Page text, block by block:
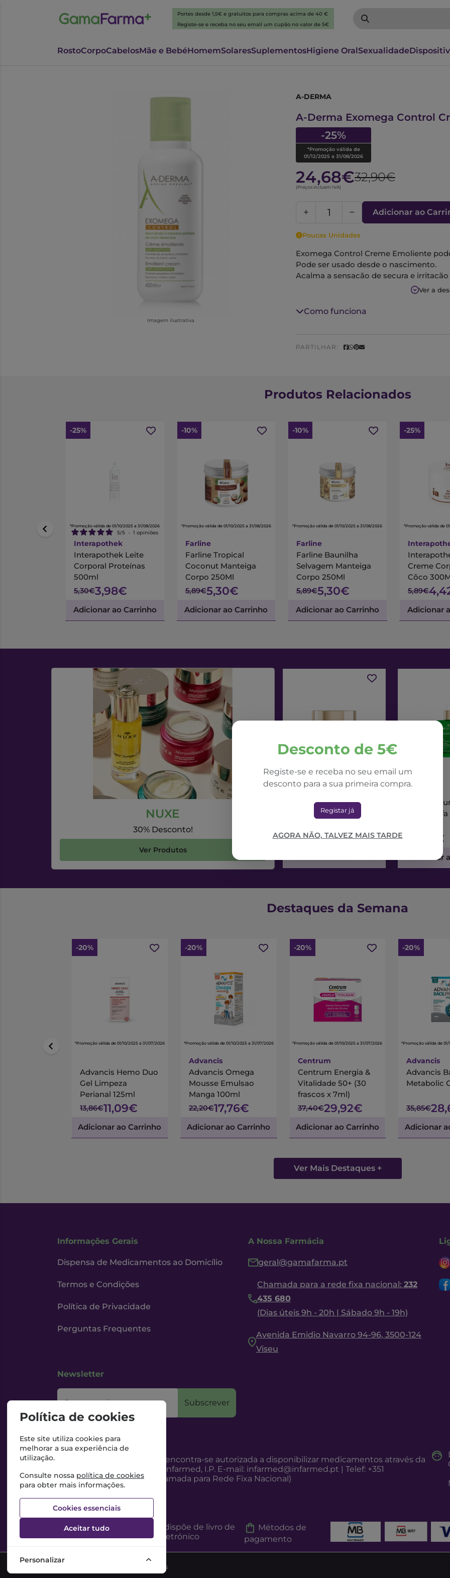
Portes desde 1,5€ e gratuitos para compras acima de 40 €
Registe-se e receba no seu email um cupão no valor de 5€
RostoCorpoCabelosMãe e BebéHomemSolaresSuplementosHigiene OralSexualidade
Imagem ilustrativa
A-DERMA
A-Derma Exomega Control
-25%
*Promoção válida de
01/12/2025 a 31/08/2026
24,68€32,90€
(Preços incluem IVA)
Adicionar ao
Poucas Unidades
Exomega Control Creme Emoliente
Pode ser usado desde o nascimento.
Acalma a sensação de secura e irritação
Ver a
Como funciona
PARTILHAR:
Desconto de 5€
Registe-se e receba no seu email um
desconto para a sua primeira compra.
Registar já
AGORA NÃO, TALVEZ MAIS TARDE
Produtos Relacionados
-25%
*Promoção válida de 01/10/2025 a 31/08/2026
5/5 - 1opiniões
Interapothek
Interapothek Leite
Corporal Proteínas
500ml
5,30€3,98€
Adicionar ao Carrinho
-10%
*Promoção válida de 01/10/2025 a 31/08/2026
Farline
Farline Tropical
Coconut Manteiga
Corpo 250Ml
5,89€5,30€
Adicionar ao Carrinho
-10%
*Promoção válida de 01/10/2025 a 31/08/2026
Farline
Farline Baunilha
Selvagem Manteiga
Corpo 250Ml
5,89€5,30€
Adicionar ao Carrinho
-25%
*Promoção válida de
Creme
Côco
5,89€
Adicionar
NUXE
30% Desconto!
Ver Produtos
NUXE
Nuxe Nuxuriance Ultra
Creme Dia Alfa 3R
71,42€
Nuxe
Sérum
73,56€
Adicionar
Destaques da Semana
-20%
*Promoção válida de 01/10/2025 a 31/07/2026
Advancis Hemo Duo
Gel Limpeza
Perianal 125ml
13,86€11,09€
Adicionar ao Carrinho
-20%
*Promoção válida de 01/10/2025 a 31/07/2026
Advancis
Advancis Omega
Mousse Emulsao
Manga 100ml
22,20€17,76€
Adicionar ao Carrinho
-20%
*Promoção válida de 01/10/2025 a 31/07/2026
Centrum
Centrum Energia &
Vitalidade 50+ (30
frascos x 7ml)
37,40€29,92€
Adicionar ao Carrinho
-20%
*Promoção válida de
Advancis
Advancis
Metabolic
35,85€
Adicionar
Ver Mais Destaques +
Informações Gerais
Dispensa de Medicamentos ao Domicílio
Termos e Condições
Política de Privacidade
Perguntas Frequentes
A Nossa Farmácia
geral@gamafarma.pt
Chamada para a rede fixa nacional: 232
435 680
(Dias úteis 9h - 20h | Sábado 9h - 19h)
Avenida Emidio Navarro 94-96, 3500-124
Viseu
Newsletter
O seu email Subscrever
Esta Farmácia encontra-se autorizada a disponibilizar medicamentos através da
Internet, pelo Infarmed, I.P. E-mail: infarmed@infarmed.pt | Telef: +351
217987100 (Chamada para Rede Fixa Nacional)
Esta Farmácia dispõe de livro de
reclamações eletrónico
Métodos de
pagamento
©2026 Todos os direitos reservados
Política de cookies
Este site utiliza cookies para
melhorar a sua experiência de
utilização.
Consulte nossa política de cookies
para obter mais informações.
Cookies essenciais
Aceitar tudo
Personalizar